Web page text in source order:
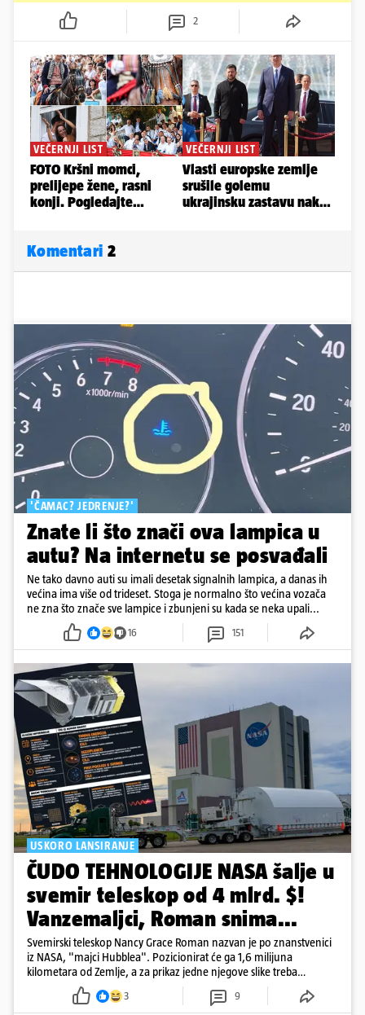
2
Komentari 2
'ČAMAC? JEDRENJE?'
Znate li što znači ova lampica u
autu? Na internetu se posvađali
Ne tako davno auti su imali desetak signalnih lampica, a danas ih
većina ima više od trideset. Stoga je normalno što većina vozača
ne zna što znače sve lampice i zbunjeni su kada se neka upali...
16 151
USKORO LANSIRANJE
ČUDO TEHNOLOGIJE NASA šalje u
svemir teleskop od 4 mlrd. $!
Vanzemaljci, Roman snima...
Svemirski teleskop Nancy Grace Roman nazvan je po znanstvenici
iz NASA, "majci Hubblea". Pozicionirat će ga 1,6 milijuna
kilometara od Zemlje, a za prikaz jedne njegove slike treba
500.000 4K televizora
3 9